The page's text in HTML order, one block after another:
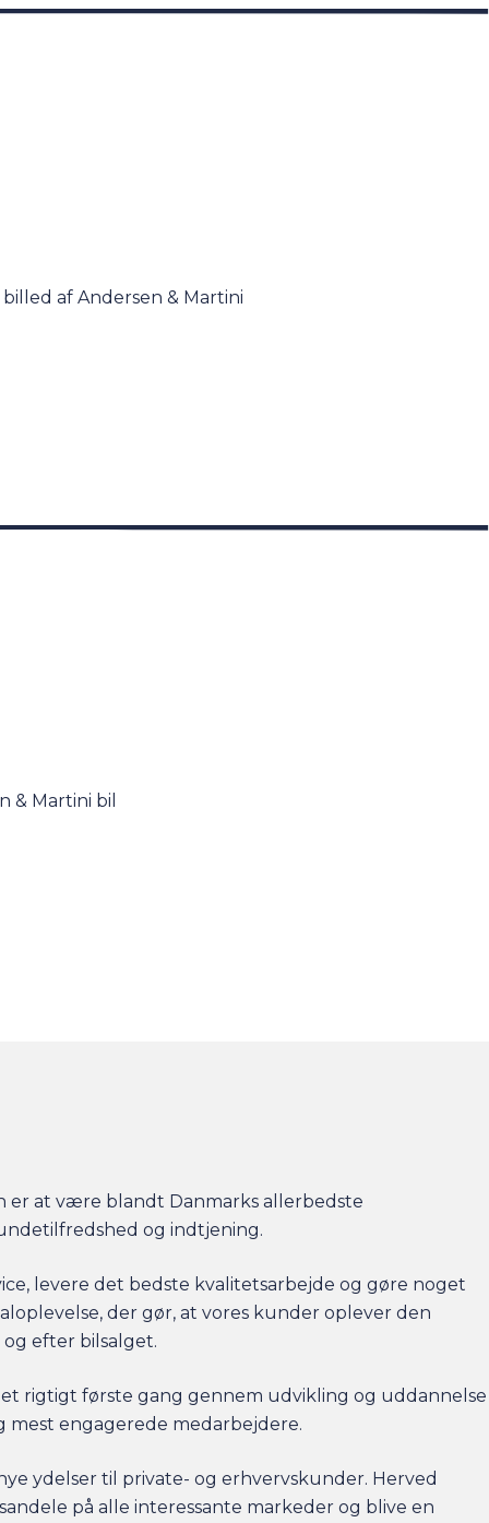
er at være blandt Danmarks allerbedste
og indtjening.
levere det bedste kvalitetsarbejde og gøre noget
der gør, at vores kunder oplever den
efter bilsalget.
rigtigt første gang gennem udvikling og uddannelse
mest engagerede medarbejdere.
ydelser til private- og erhvervskunder. Herved
på alle interessante markeder og blive en